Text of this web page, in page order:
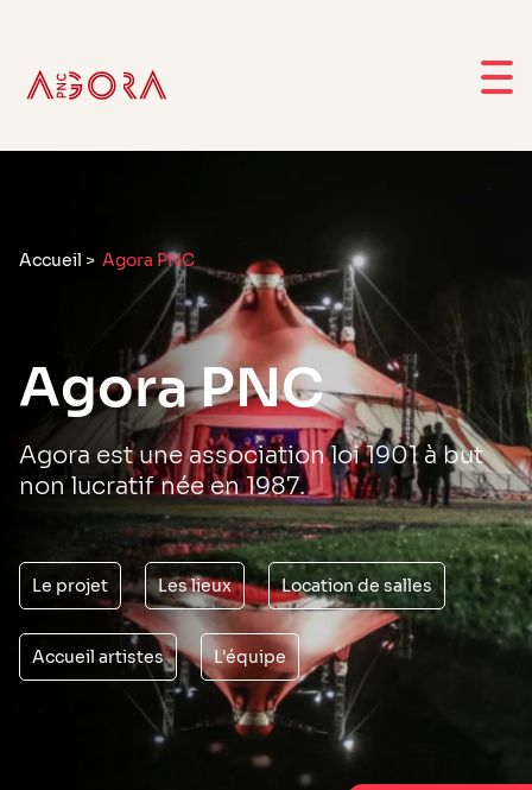
Accueil > Agora PNC
Agora PNC
Agora est une association loi 1901 à but
non lucratif née en 1987.
Le projet Les lieux Location de salles
Accueil artistes L'équipe